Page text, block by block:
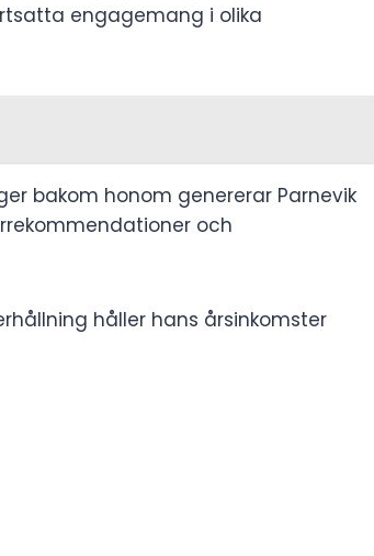
engagemang i olika
bakom honom genererar Parnevik
och
håller hans årsinkomster